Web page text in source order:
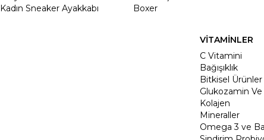
Kadın Sneaker Ayakkabı
Boxer
VİTAMİNLER
C Vitamini
Bağışıklık
Bitkisel Ürünler
Glukozamin Ve
Kolajen
Mineraller
Omega 3 ve